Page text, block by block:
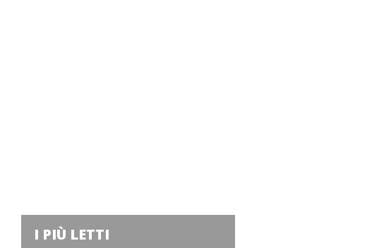
I PIÙ LETTI